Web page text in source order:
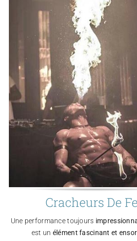
Cracheurs De
Une performance toujours
est un élément fascinant et